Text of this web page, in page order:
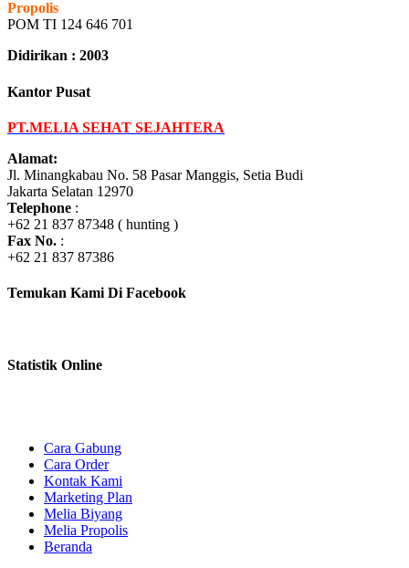
Propolis
POM TI 124 646 701
Didirikan : 2003
Kantor Pusat
PT.MELIA SEHAT SEJAHTERA
Alamat:
Jl. Minangkabau No. 58 Pasar Manggis, Setia Budi
Jakarta Selatan 12970
Telephone :
+62 21 837 87348 ( hunting )
Fax No. :
+62 21 837 87386
Temukan Kami Di Facebook
Statistik Online
Cara Gabung
Cara Order
Kontak Kami
Marketing Plan
Melia Biyang
Melia Propolis
Beranda